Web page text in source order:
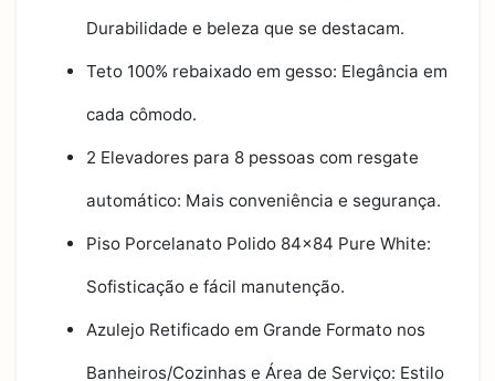
Durabilidade e beleza que se destacam.
Teto 100% rebaixado em gesso: Elegância em
cada cômodo.
2 Elevadores para 8 pessoas com resgate
automático: Mais conveniência e segurança.
Piso Porcelanato Polido 84x84 Pure White:
Sofisticação e fácil manutenção.
Azulejo Retificado em Grande Formato nos
Banheiros/Cozinhas e Área de Serviço: Estilo